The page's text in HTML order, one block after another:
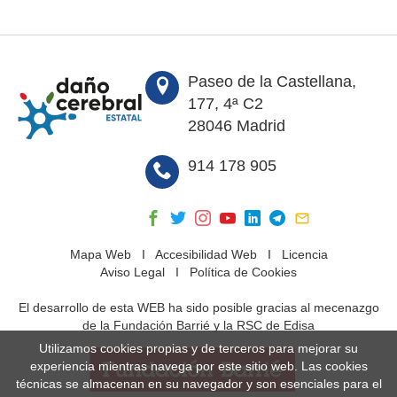
Paseo de la Castellana,
177, 4ª C2
28046 Madrid
914 178 905
Mapa WebI Accesibilidad WebI Licencia
Aviso Legal I Política de Cookies
El desarrollo de esta WEB ha sido posible gracias al mecenazgo
de la Fundación Barrié y la RSC de Edisa
Utilizamos cookies propias y de terceros para mejorar su
experiencia mientras navega por este sitio web. Las cookies
técnicas se almacenan en su navegador y son esenciales para el